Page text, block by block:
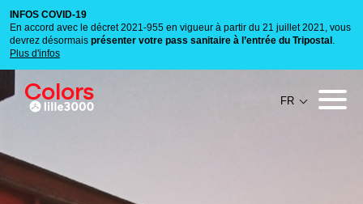
INFOS COVID-19
En accord avec le décret 2021-955 en vigueur à partir du 21 juillet 2021, vous
devrez désormais présenter votre pass sanitaire à l’entrée du Tripostal
Plus d'infos
Colors